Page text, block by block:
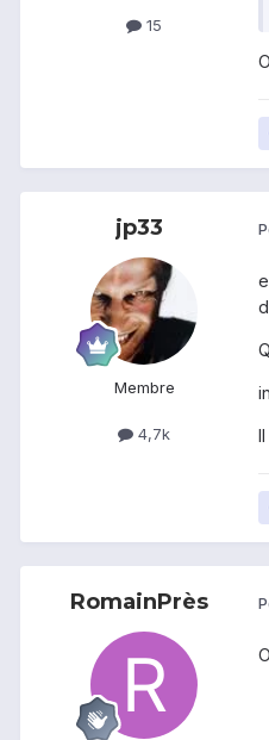
15
jp33
Membre
4,7k
RomainPrès